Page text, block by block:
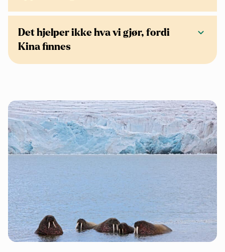
Det hjelper ikke hva vi gjør, fordi
Kina finnes